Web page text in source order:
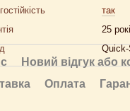
так
25
Quick-
Новий відгук або
Оплата